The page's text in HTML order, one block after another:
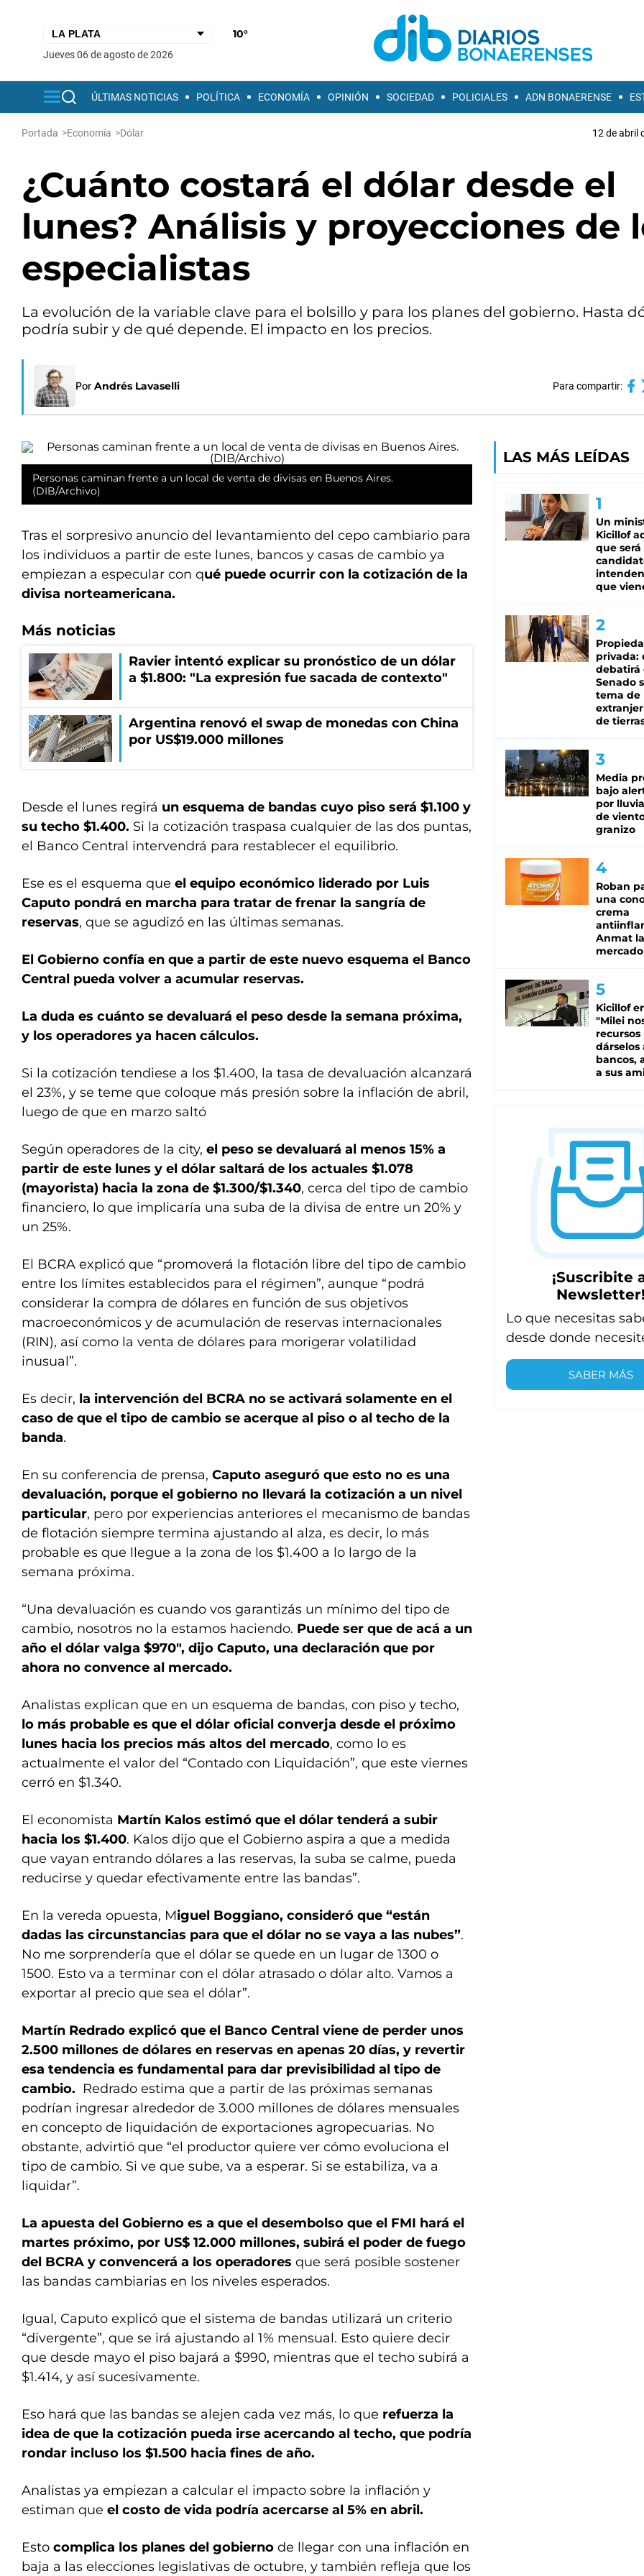
10°
jueves 06 de agosto de 2026
ÚLTIMAS NOTICIAS POLÍTICA ECONOMÍA OPINIÓN SOCIEDAD POLICIALES ADN BONAERENSE
Portada >Economía >Dólar 12 de abril
¿Cuánto costará el dólar desde el
lunes? Análisis y proyecciones de
especialistas
La evolución de la variable clave para el bolsillo y para los planes del gobierno. Hasta
podría subir y de qué depende. El impacto en los precios.
Por Andrés Lavaselli Para compartir:
Personas caminan frente a un local de venta de divisas en Buenos Aires.
(DIB/Archivo)
Tras el sorpresivo anuncio del levantamiento del cepo cambiario para
los individuos a partir de este lunes, bancos y casas de cambio ya
empiezan a especular con qué puede ocurrir con la cotización de la
divisa norteamericana.
Más noticias
Ravier intentó explicar su pronóstico de un dólar
a $1.800: "La expresión fue sacada de contexto"
Argentina renovó el swap de monedas con China
por US$19.000 millones
Desde el lunes regirá un esquema de bandas cuyo piso será $1.100 y
su techo $1.400. Si la cotización traspasa cualquier de las dos puntas,
el Banco Central intervendrá para restablecer el equilibrio.
Ese es el esquema que el equipo económico liderado por Luis
Caputo pondrá en marcha para tratar de frenar la sangría de
reservas, que se agudizó en las últimas semanas.
El Gobierno confía en que a partir de este nuevo esquema el Banco
Central pueda volver a acumular reservas.
La duda es cuánto se devaluará el peso desde la semana próxima,
y los operadores ya hacen cálculos.
Si la cotización tendiese a los $1.400, la tasa de devaluación alcanzará
el 23%, y se teme que coloque más presión sobre la inflación de abril,
luego de que en marzo saltó
Según operadores de la city, el peso se devaluará al menos 15% a
partir de este lunes y el dólar saltará de los actuales $1.078
(mayorista) hacia la zona de $1.300/$1.340, cerca del tipo de cambio
financiero, lo que implicaría una suba de la divisa de entre un 20% y
un 25%.
El BCRA explicó que “promoverá la flotación libre del tipo de cambio
entre los límites establecidos para el régimen”, aunque “podrá
considerar la compra de dólares en función de sus objetivos
macroeconómicos y de acumulación de reservas internacionales
(RIN), así como la venta de dólares para morigerar volatilidad
inusual”.
Es decir, la intervención del BCRA no se activará solamente en el
caso de que el tipo de cambio se acerque al piso o al techo de la
banda.
En su conferencia de prensa, Caputo aseguró que esto no es una
devaluación, porque el gobierno no llevará la cotización a un nivel
particular, pero por experiencias anteriores el mecanismo de bandas
de flotación siempre termina ajustando al alza, es decir, lo más
probable es que llegue a la zona de los $1.400 a lo largo de la
semana próxima.
“Una devaluación es cuando vos garantizás un mínimo del tipo de
cambio, nosotros no la estamos haciendo. Puede ser que de acá a un
año el dólar valga $970″, dijo Caputo, una declaración que por
ahora no convence al mercado.
Analistas explican que en un esquema de bandas, con piso y techo,
lo más probable es que el dólar oficial converja desde el próximo
lunes hacia los precios más altos del mercado, como lo es
actualmente el valor del “Contado con Liquidación”, que este viernes
cerró en $1.340.
El economista Martín Kalos estimó que el dólar tenderá a subir
hacia los $1.400. Kalos dijo que el Gobierno aspira a que a medida
que vayan entrando dólares a las reservas, la suba se calme, pueda
reducirse y quedar efectivamente entre las bandas”.
En la vereda opuesta, Miguel Boggiano, consideró que “están
dadas las circunstancias para que el dólar no se vaya a las nubes”.
No me sorprendería que el dólar se quede en un lugar de 1300 o
1500. Esto va a terminar con el dólar atrasado o dólar alto. Vamos a
exportar al precio que sea el dólar”.
Martín Redrado explicó que el Banco Central viene de perder unos
2.500 millones de dólares en reservas en apenas 20 días, y revertir
esa tendencia es fundamental para dar previsibilidad al tipo de
cambio. Redrado estima que a partir de las próximas semanas
podrían ingresar alrededor de 3.000 millones de dólares mensuales
en concepto de liquidación de exportaciones agropecuarias. No
obstante, advirtió que “el productor quiere ver cómo evoluciona el
tipo de cambio. Si ve que sube, va a esperar. Si se estabiliza, va a
liquidar”.
La apuesta del Gobierno es a que el desembolso que el FMI hará el
martes próximo, por US$ 12.000 millones, subirá el poder de fuego
del BCRA y convencerá a los operadores que será posible sostener
las bandas cambiarias en los niveles esperados.
Igual, Caputo explicó que el sistema de bandas utilizará un criterio
“divergente”, que se irá ajustando al 1% mensual. Esto quiere decir
que desde mayo el piso bajará a $990, mientras que el techo subirá a
$1.414, y así sucesivamente.
Eso hará que las bandas se alejen cada vez más, lo que refuerza la
idea de que la cotización pueda irse acercando al techo, que podría
rondar incluso los $1.500 hacia fines de año.
Analistas ya empiezan a calcular el impacto sobre la inflación y
estiman que el costo de vida podría acercarse al 5% en abril.
Esto complica los planes del gobierno de llegar con una inflación en
baja a las elecciones legislativas de octubre, y también refleja que los
LAS MÁS LEÍDAS
Un
Kicillof
que será
que
privada:
debatirá
Senado
tema de
de
Media
bajo
por
de
granizo
Roban
una
crema
Anmat
mercado
Kicillof
"Milei
recursos
dárselos
bancos,
a sus
¡Suscribite
Newsletter!
Lo que necesitas
desde donde
SABER MÁS